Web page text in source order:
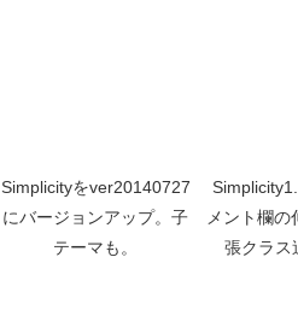
Simplicityをver20140727
にバージョンアップ。子
テーマも。
メント欄の
張クラス